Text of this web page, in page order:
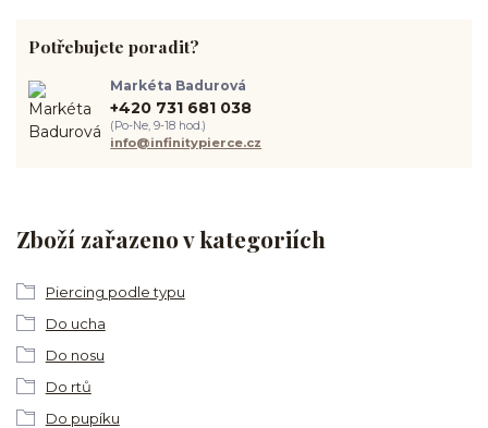
Zboží zařazeno v kategoriích
Piercing podle typu
Do ucha
Do nosu
Do rtů
Do pupíku
Potřebujete poradit?
Markéta Badurová
+420 731 681 038
(Po-Ne, 9-18 hod.)
info@infinitypierce.cz